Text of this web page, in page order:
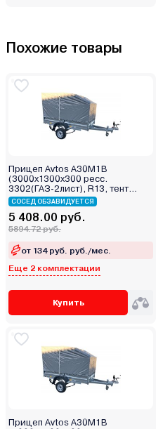
Похожие товары
Прицеп Avtos А30М1В
(3000х1300х300 ресс.
3302(ГАЗ-2лист), R13, тент
800мм)
СОСЕД ОБЗАВИДУЕТСЯ
5 408.00 руб.
5894.72 руб.
от 134 руб. руб./мес.
Еще 2 комплектации
Купить
Прицеп Avtos А30М1В